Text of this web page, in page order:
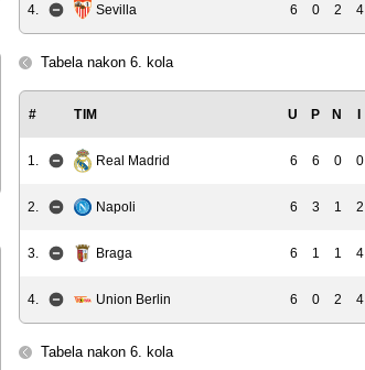
4. Sevilla 6 0 2 4
Tabela nakon 6. kola
# TIM U P N
1. Real Madrid 6 6 0 0
2. Napoli 6 3 1 2
3. Braga 6 1 1 4
4. Union Berlin 6 0 2 4
Tabela nakon 6. kola